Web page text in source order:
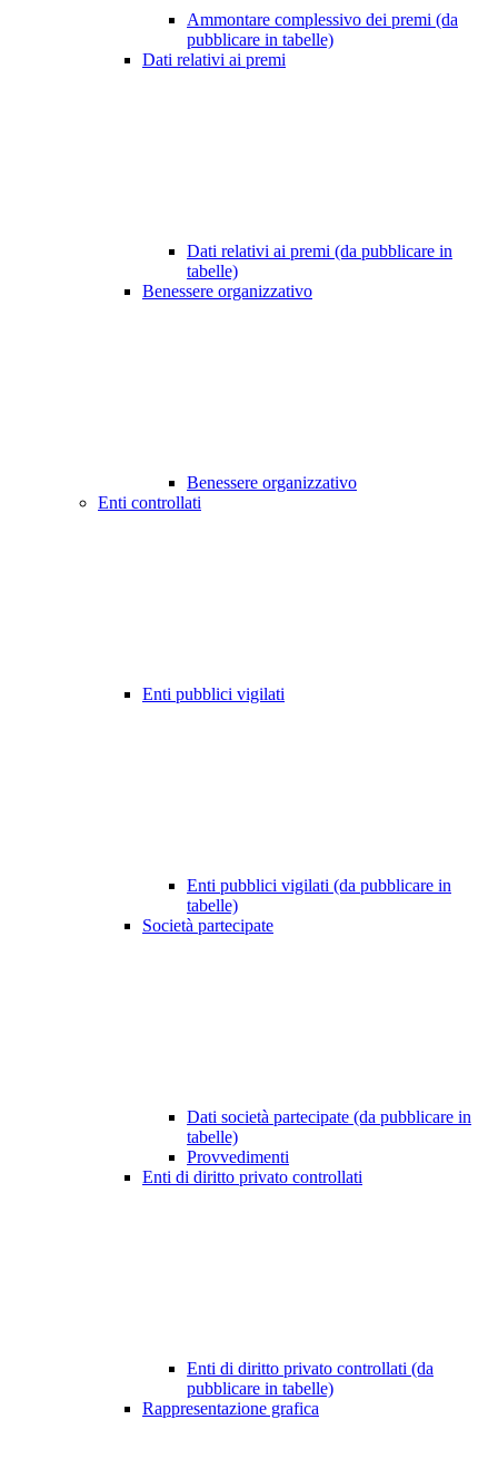
Ammontare complessivo dei premi (da
pubblicare in tabelle)
Dati relativi ai premi
Dati relativi ai premi (da pubblicare in
tabelle)
Benessere organizzativo
Benessere organizzativo
Enti controllati
Enti pubblici vigilati
Enti pubblici vigilati (da pubblicare in
tabelle)
Società partecipate
Dati società partecipate (da pubblicare in
tabelle)
Provvedimenti
Enti di diritto privato controllati
Enti di diritto privato controllati (da
pubblicare in tabelle)
Rappresentazione grafica